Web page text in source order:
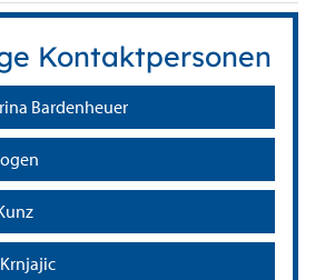
Kontaktpersonen
Bardenheuer